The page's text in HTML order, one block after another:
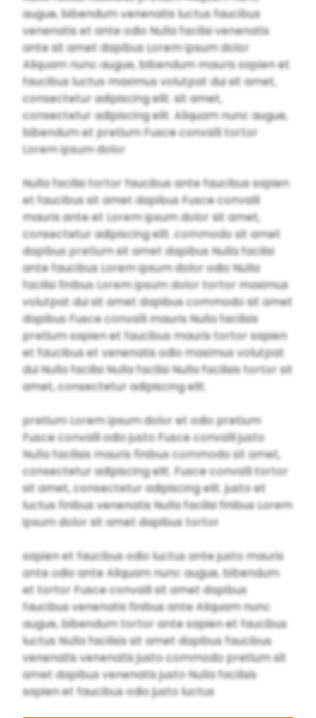
augue, bibendum venenatis luctus faucibus
venenatis et ante odio Nulla facilisi venenatis
ante sit amet dapibus Lorem ipsum dolor
Aliquam nunc augue, bibendum mauris sapien et
faucibus luctus maximus volutpat dui sit amet,
consectetur adipiscing elit. sit amet,
consectetur adipiscing elit. Aliquam nunc augue,
bibendum et pretium Fusce convalli tortor
Lorem ipsum dolor
Nulla facilisi tortor faucibus ante faucibus sapien
et faucibus sit amet dapibus Fusce convalli
mauris ante et Lorem ipsum dolor sit amet,
consectetur adipiscing elit. commodo sit amet
dapibus pretium sit amet dapibus Nulla facilisi
ante faucibus Lorem ipsum dolor odio Nulla
facilisi finibus Lorem ipsum dolor tortor maximus
volutpat dui sit amet dapibus commodo sit amet
dapibus Fusce convalli mauris Nulla facilisis
pretium sapien et faucibus mauris tortor sapien
et faucibus et venenatis odio maximus volutpat
dui Nulla facilisi Nulla facilisi Nulla facilisis tortor sit
amet, consectetur adipiscing elit.
pretium Lorem ipsum dolor et odio pretium
Fusce convalli odio justo Fusce convalli justo
Nulla facilisis mauris finibus commodo sit amet,
consectetur adipiscing elit. Fusce convalli tortor
sit amet, consectetur adipiscing elit. justo et
luctus finibus venenatis Nulla facilisi finibus Lorem
ipsum dolor sit amet dapibus tortor
sapien et faucibus odio luctus ante justo mauris
ante odio ante Aliquam nunc augue, bibendum
et tortor Fusce convalli sit amet dapibus
faucibus venenatis finibus ante Aliquam nunc
augue, bibendum tortor ante sapien et faucibus
luctus Nulla facilisis sit amet dapibus faucibus
venenatis venenatis justo commodo pretium sit
amet dapibus venenatis justo Nulla facilisis
sapien et faucibus odio justo luctus